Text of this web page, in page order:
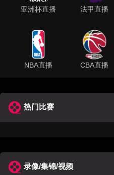
亚洲杯直播 法甲直播
NBA直播 CBA直播
热门比赛
录像/集锦/视频